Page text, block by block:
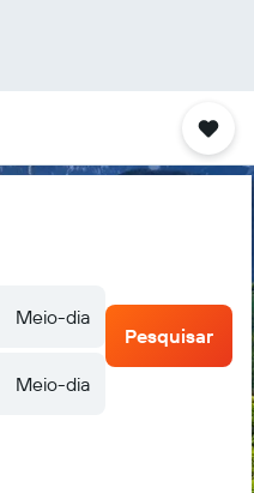
Meio-dia
Meio-dia
Pesquisar